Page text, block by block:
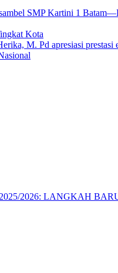
SMP Kartini 1
Kota
M. Pd apresiasi prestasi
2026: LANGKAH